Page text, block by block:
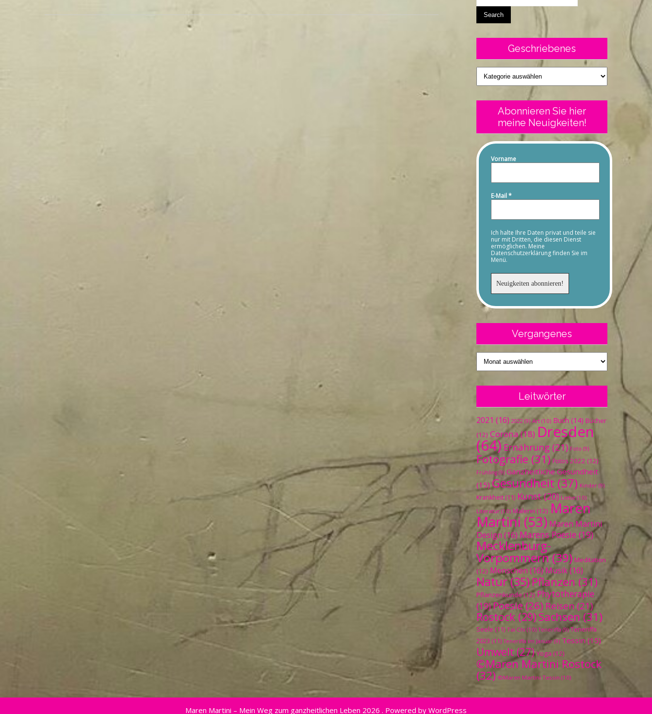
Geschriebenes
Geschriebenes
Abonnieren Sie hier
meine Neuigkeiten!
Vorname
E-Mail*
Ich halte Ihre Daten privat und teile sie
nur mit Dritten, die diesen Dienst
ermöglichen. Meine
Datenschutzerklärung finden Sie im
Menü.
Vergangenes
Vergangenes
Leitwörter
2021 (16) 2022 (9) Art (10) Buch (14) Bücher
(12) Corona(18) Dresden
(64) Ernährung (21) Foto (9)
Fotografie (31) Fotos 2022 (12)
Frühling (9) Ganzheitliche Gesundheit
(15) Gesundheit (37) Kinder (9)
Krankheit (11) Kunst(20) Liebe(10)
Literatur (10) Malerei (12) Maren
Martini(53) Maren Martini
Design (16) Marens Poesie (19)
Mecklenburg-
Vorpommern(39) Meditation
(12) Menschen (16) Musik(16)
Natur(35)Pflanzen (31)
Pflanzenkunde(12) Phytotherapie
(19)Poesie(26) Reisen(21)
Rostock (29) Sachsen (31)
Seele (11) Tai Chi (10) Teneriffa (9) Teneriffa
2023 (11) Teneriffa im Januar(9) Tessin (15)
Umwelt (27) Yoga (12)
©Maren Martini Rostock
(32) ©Maren Martini Tessin (10)
Maren Martini – Mein Weg zum ganzheitlichen Leben 2026 . Powered by WordPress